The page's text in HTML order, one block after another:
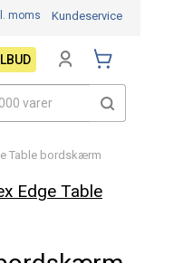
Table bordskærm
Edge Table
moms Kundeservice